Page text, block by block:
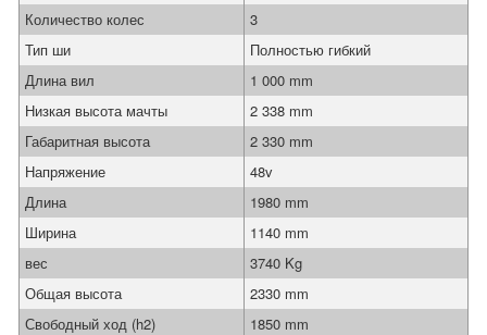
Количество колес
3
Тип ши
Полностью гибкий
Длина вил
1 000 mm
Низкая высота мачты
2 338 mm
Габаритная высота
2 330 mm
Напряжение
48v
Длина
1980 mm
Ширина
1140 mm
вес
3740 Kg
Общая высота
2330 mm
Свободный ход (h2)
1850 mm